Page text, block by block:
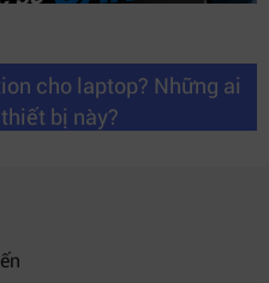
cho laptop? Những ai
bị này?